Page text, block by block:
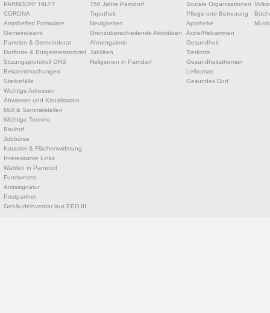
PARNDORF HILFT
CORONA
Amtshelfer/ Formulare
Gemeindeamt
Parteien & Gemeinderat
Dorfbote & Bürgermeisterbrief
Sitzungsprotokoll GRS
Bekanntmachungen
Sterbefälle
Wichtige Adressen
Abwasser und Kanalisation
Müll & Sammelstellen
Wichtige Termine
Bauhof
Jobbörse
Kataster & Flächenwidmung
Interessante Links
Wahlen in Parndorf
Fundwesen
Amtssignatur
Postpartner
Gebäudeinventar laut EED III
750 Jahre Parndorf
Topothek
Neuigkeiten
Grenzüberschreitende Aktivitäten
Ahnengalerie
Jubiläen
Religionen in Parndorf
Soziale Organisationen
Pflege und Betreuung
Apotheke
Ärzte/Hebammen
Gesundheit
Tierärzte
Gesundheitsthemen
Leihomas
Gesundes Dorf